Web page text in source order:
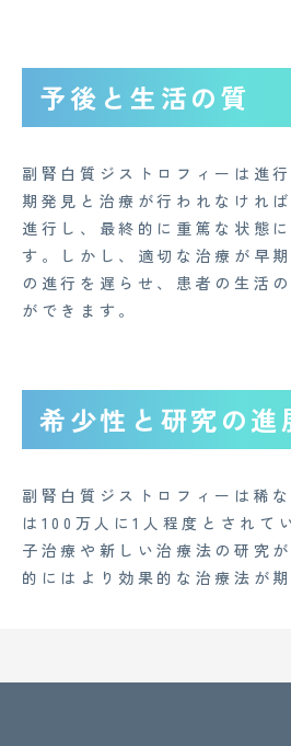
予後と生活の質
副腎白質ジストロフィーは進
期発見と治療が行われなけれ
進行し、最終的に重篤な状態
す。しかし、適切な治療が早
の進行を遅らせ、患者の生活
ができます。
希少性と研究の進
副腎白質ジストロフィーは稀
は100万人に1人程度とされて
子治療や新しい治療法の研究
的にはより効果的な治療法が